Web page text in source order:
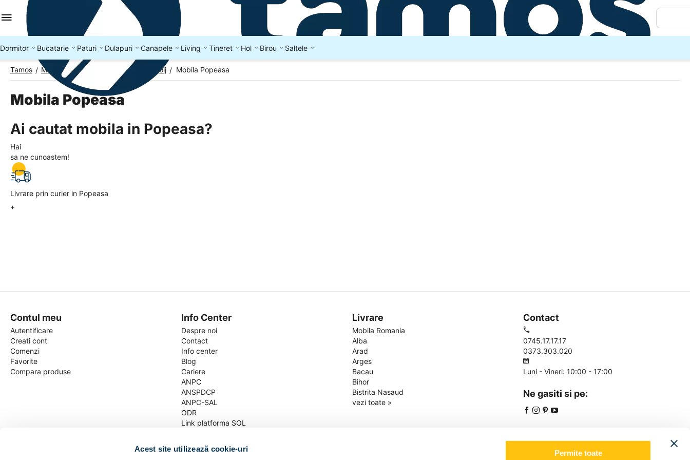
Acest site utilizează cookie-uri Permite toate
Dormitor Bucatarie Paturi Dulapuri Canapele Living Tineret Hol Birou Saltele
Tamos / Mobila Romania Mobila Judetul Dolj / Mobila Popeasa
Mobila Popeasa
Ai cautat mobila in Popeasa?
Hai
sa ne cunoastem!
Livrare prin curier in Popeasa
+
Contul meu
Autentificare
Creati cont
Comenzi
Favorite
Compara produse
Info Center
Despre noi
Contact
Info center
Blog
Cariere
ANPC
ANSPDCP
ANPC-SAL
ODR
Link platforma SOL
Date cu caracter personal
Despre Cookie-uri
Livrare
Mobila Romania
Alba
Arad
Arges
Bacau
Bihor
Bistrita Nasaud
vezi toate »
Contact
0745.17.17.17
0373.303.020
Luni - Vineri: 10:00 - 17:00
Ne gasiti si pe: